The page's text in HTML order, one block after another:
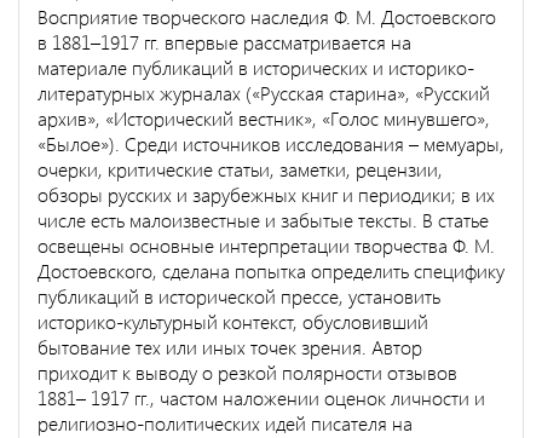
Восприятие творческого наследия Ф. М. Достоевского
в 1881–1917 гг. впервые рассматривается на
материале публикаций в исторических и историко-
литературных журналах («Русская старина», «Русский
архив», «Исторический вестник», «Голос минувшего»,
«Былое»). Среди источников исследования – мемуары,
очерки, критические статьи, заметки, рецензии,
обзоры русских и зарубежных книг и периодики; в их
числе есть малоизвестные и забытые тексты. В статье
освещены основные интерпретации творчества Ф. М.
Достоевского, сделана попытка определить специфику
публикаций в исторической прессе, установить
историко-культурный контекст, обусловивший
бытование тех или иных точек зрения. Автор
приходит к выводу о резкой полярности отзывов
1881– 1917 гг., частом наложении оценок личности и
религиозно-политических идей писателя на